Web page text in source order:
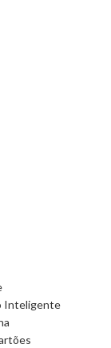
Inteligente